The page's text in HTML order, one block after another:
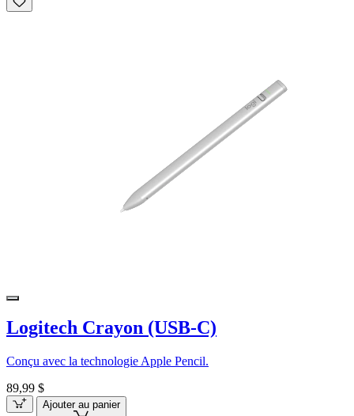
Logitech Crayon (USB-C)
Conçu avec la technologie Apple Pencil.
89,99 $
Ajouter au panier